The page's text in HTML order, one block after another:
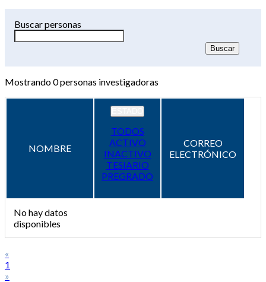
Buscar personas
Mostrando0personas investigadoras
NOMBRE
TODOS
ACTIVO
INACTIVO
TESIARIO
PREGRADO
CORREO
ELECTRÓNICO
No hay datos
disponibles
«
1
»